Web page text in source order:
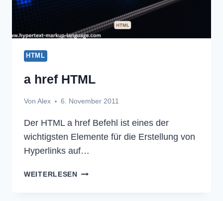
HTML
a href HTML
Von Alex 6. November 2011
Der HTML a href Befehl ist eines der
wichtigsten Elemente für die Erstellung von
Hyperlinks auf…
WEITERLESEN A